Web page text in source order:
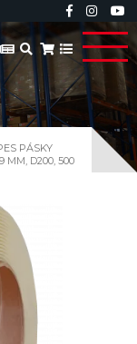
PÁSKY
MM, D200, 500